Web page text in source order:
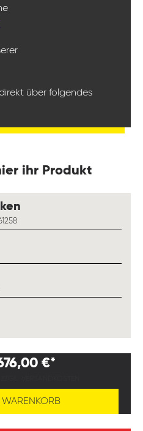
über folgendes
ihr Produkt
€*